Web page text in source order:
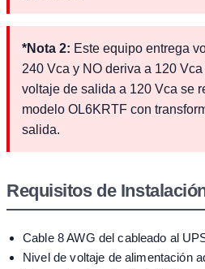
*Nota 2: Este equipo entrega
240 Vca y NO deriva a 120
voltaje de salida a 120 Vca se
modelo OL6KRTF con
salida.
Requisitos de
Cable 8 AWG del cableado al
Nivel de voltaje de alimentación